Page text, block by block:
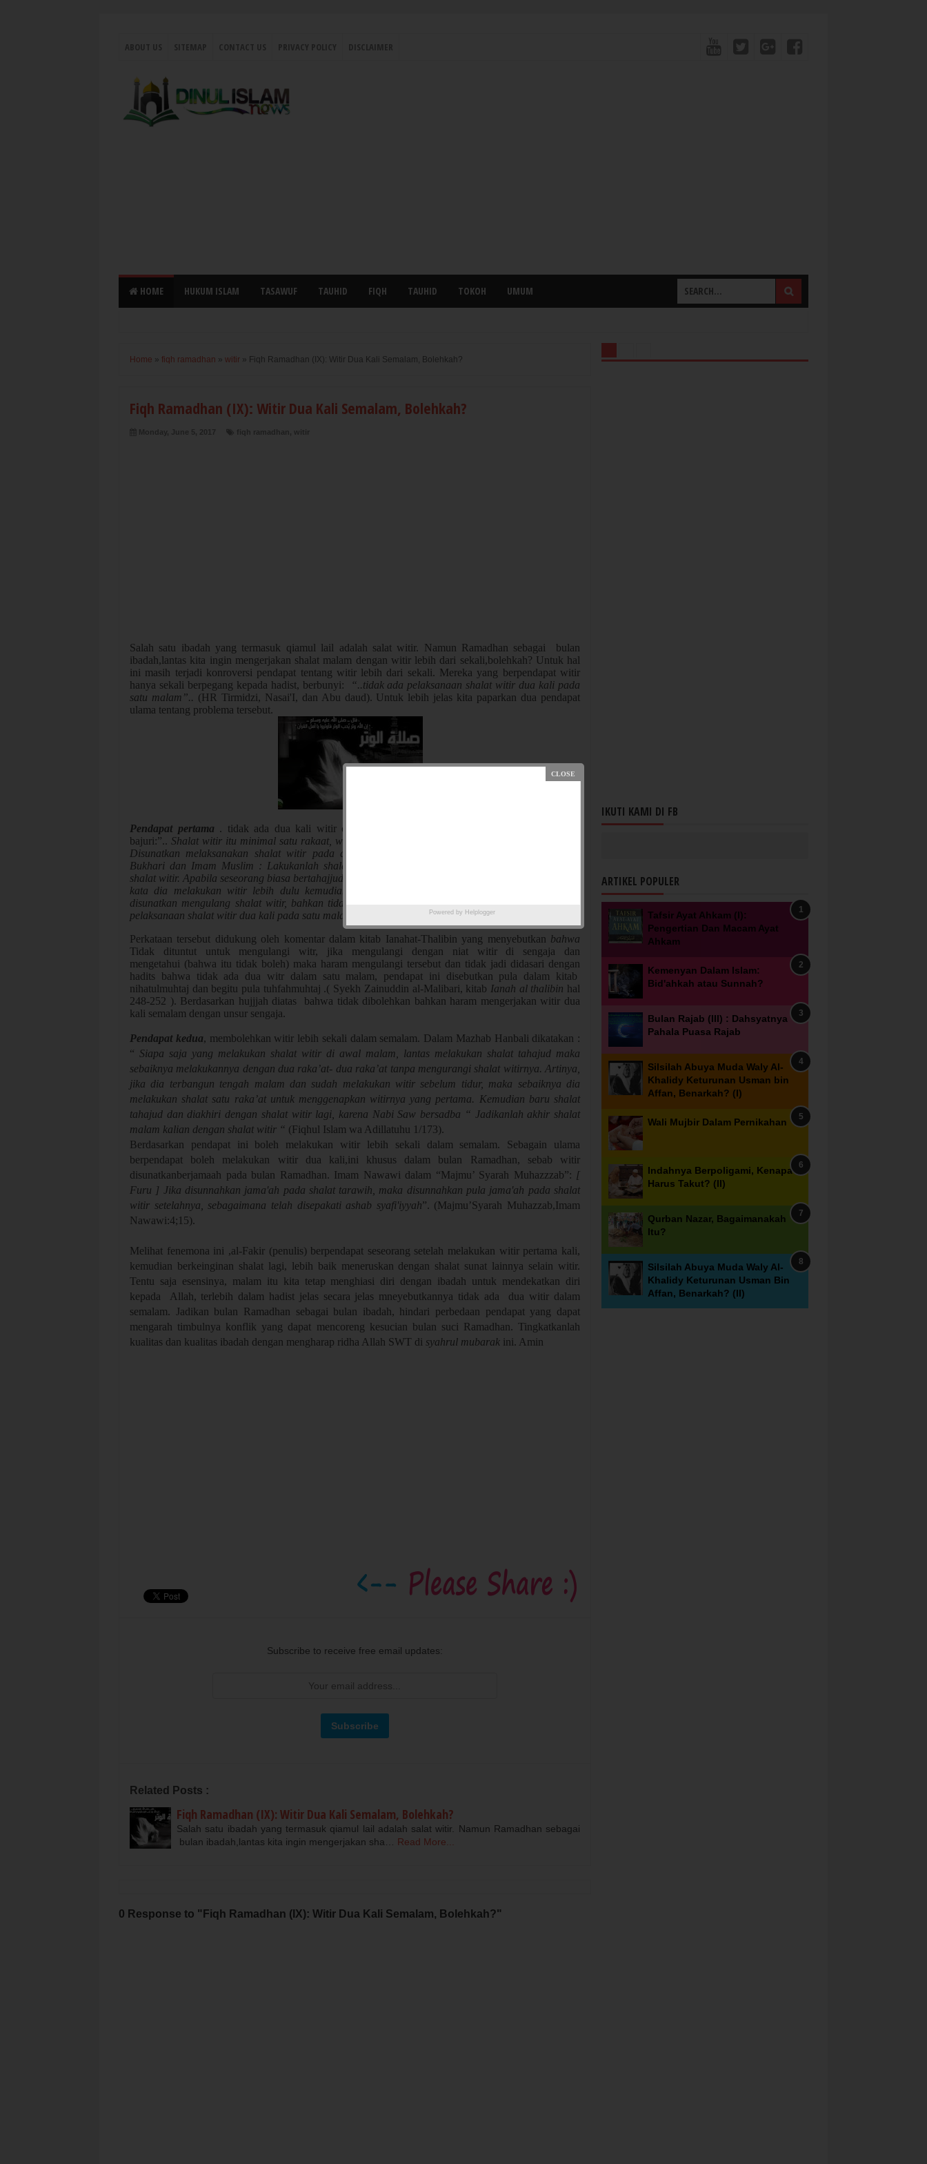
HOME HUKUM ISLAM TASAWUF TAUHID FIQH TAUHID TOKOH UMUM
Powered by Helplogger
Home » fiqh ramadhan » witir » Fiqh Ramadhan (IX): Witir Dua Kali Semalam, Bolehkah?
Fiqh Ramadhan (IX): Witir Dua Kali Semalam, Bolehkah?
Salah satu ibadah yang termasuk qiamul lail adalah salat witir. Namun Ramadhan sebagai bulan
ibadah,lantas kita ingin mengerjakan shalat malam dengan witir lebih dari sekali,bolehkah? Untuk hal
ini masih terjadi konroversi pendapat tentang witir lebih dari sekali. Mereka yang berpendapat witir
hanya sekali berpegang kepada hadist, berbunyi:
“..tidak ada pelaksanaan shalat witir dua kali pada
satu malam”.. (HR Tirmidzi, Nasai'I, dan Abu daud). Untuk lebih jelas kita paparkan dua pendapat
ulama tentang problema tersebut.
Pendapat pertama . tidak ada dua kali witir dalam semalam. Hal ini disebutkan dalam kitab Al-
bajuri:”.. Shalat witir itu minimal satu rakaat, waktunya antara waktu shalat Isya’ sampai terbit fajar.
Disunatkan melaksanakan shalat witir pada akhir shalat malam. Dalilnya hadits riwayat Imam
Bukhari dan Imam Muslim : Lakukanlah shalatmu yang paling akhir di waktu malam itu berupa
shalat witir. Apabila seseorang biasa bertahajjud, maka witirnya diakhirkan setelah tahajjud dan andai
kata dia melakukan witir lebih dulu kemudian baru melakukan shalat tahajjud, maka dia tidak
disunatkan mengulang shalat witir, bahkan tidak sah jika diulang. Dalilnya hadits nabi : tidak ada
pelaksanaan shalat witir dua kali pada satu malam”.
Perkataan tersebut didukung oleh komentar dalam kitab Ianahat-Thalibin yang menyebutkan bahwa
Tidak dituntut untuk mengulangi witr, jika mengulangi dengan niat witir di sengaja dan
mengetahui (bahwa itu tidak boleh) maka haram mengulangi tersebut dan tidak jadi didasari dengan
hadits bahwa tidak ada dua witr dalam satu malam, pendapat ini disebutkan pula dalam kitab
nihatulmuhtaj dan begitu pula tuhfahmuhtaj .( Syekh Zainuddin al-Malibari, kitab Ianah al thalibin hal
248-252 ). Berdasarkan hujjjah diatas bahwa tidak dibolehkan bahkan haram mengerjakan witir dua
kali semalam dengan unsur sengaja.
Pendapat kedua, membolehkan witir lebih sekali dalam semalam. Dalam Mazhab Hanbali dikatakan :
“ Siapa saja yang melakukan shalat witir di awal malam, lantas melakukan shalat tahajud maka
sebaiknya melakukannya dengan dua raka’at- dua raka’at tanpa mengurangi shalat witirnya. Artinya,
jika dia terbangun tengah malam dan sudah melakukan witir sebelum tidur, maka sebaiknya dia
melakukan shalat satu raka’at untuk menggenapkan witirnya yang pertama. Kemudian baru shalat
tahajud dan diakhiri dengan shalat witir lagi, karena Nabi Saw bersadba “ Jadikanlah akhir shalat
malam kalian dengan shalat witir “ (Fiqhul Islam wa Adillatuhu 1/173).
Berdasarkan pendapat ini boleh melakukan witir lebih sekali dalam semalam. Sebagain ulama
berpendapat boleh melakukan witir dua kali,ini khusus dalam bulan Ramadhan, sebab witir
disunatkanberjamaah pada bulan Ramadhan. Imam Nawawi dalam “Majmu’ Syarah Muhazzzab”: [
Furu ] Jika disunnahkan jama'ah pada shalat tarawih, maka disunnahkan pula jama'ah pada shalat
witir setelahnya, sebagaimana telah disepakati ashab syafi'iyyah”. (Majmu’Syarah Muhazzab,Imam
Nawawi:4;15).
Melihat fenemona ini ,al-Fakir (penulis) berpendapat seseorang setelah melakukan witir pertama kali,
kemudian berkeinginan shalat lagi, lebih baik meneruskan dengan shalat sunat lainnya selain witir.
Tentu saja esensinya, malam itu kita tetap menghiasi diri dengan ibadah untuk mendekatkan diri
kepada Allah, terlebih dalam hadist jelas secara jelas mneyebutkannya tidak ada dua witir dalam
semalam. Jadikan bulan Ramadhan sebagai bulan ibadah, hindari perbedaan pendapat yang dapat
mengarah timbulnya konflik yang dapat mencoreng kesucian bulan suci Ramadhan. Tingkatkanlah
kualitas dan kualitas ibadah dengan mengharap ridha Allah SWT di syahrul mubarak ini. Amin
Subscribe to receive free email updates:
Related Posts :
Fiqh Ramadhan (IX): Witir Dua Kali Semalam, Bolehkah?
Salah satu ibadah yang termasuk qiamul lail adalah salat witir. Namun Ramadhan sebagai
bulan ibadah,lantas kita ingin mengerjakan sha…
Read More...
0 Response to "Fiqh Ramadhan (IX): Witir Dua Kali Semalam, Bolehkah?"
IKUTI KAMI DI FB
ARTIKEL POPULER
Tafsir Ayat Ahkam (I):
Pengertian Dan Macam Ayat
Ahkam
Kemenyan Dalam Islam:
Bid'ahkah atau Sunnah?
Bulan Rajab (III) : Dahsyatnya
Pahala Puasa Rajab
Silsilah Abuya Muda Waly Al-
Khalidy Keturunan Usman bin
Affan, Benarkah? (I)
Wali Mujbir Dalam Pernikahan
Indahnya Berpoligami, Kenapa
Harus Takut? (II)
Qurban Nazar, Bagaimanakah
Itu?
Silsilah Abuya Muda Waly Al-
Khalidy Keturunan Usman Bin
Affan, Benarkah? (II)